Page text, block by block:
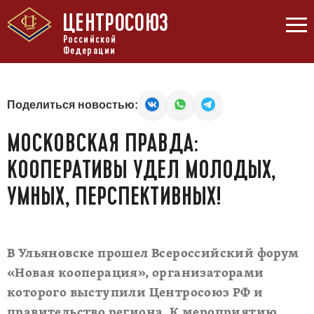
ЦЕНТРОСОЮЗ
Российской
Федерации
Поделиться новостью:
МОСКОВСКАЯ ПРАВДА:
КООПЕРАТИВЫ УДЕЛ МОЛОДЫХ,
УМНЫХ, ПЕРСПЕКТИВНЫХ!
В Ульяновске прошел Всероссийский форум
«Новая кооперация», организаторами
которого выступили Центросоюз РФ и